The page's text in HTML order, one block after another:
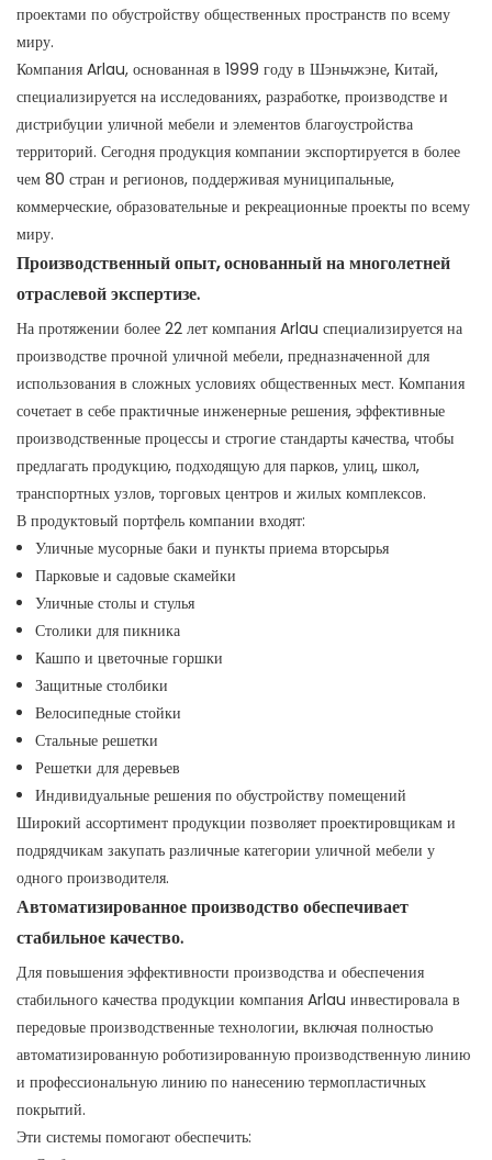
проектами по обустройству общественных пространств по всему
миру.
Компания Arlau, основанная в 1999 году в Шэньчжэне, Китай,
специализируется на исследованиях, разработке, производстве и
дистрибуции уличной мебели и элементов благоустройства
территорий. Сегодня продукция компании экспортируется в более
чем 80 стран и регионов, поддерживая муниципальные,
коммерческие, образовательные и рекреационные проекты по всему
миру.
Производственный опыт, основанный на многолетней
отраслевой экспертизе.
На протяжении более 22 лет компания Arlau специализируется на
производстве прочной уличной мебели, предназначенной для
использования в сложных условиях общественных мест. Компания
сочетает в себе практичные инженерные решения, эффективные
производственные процессы и строгие стандарты качества, чтобы
предлагать продукцию, подходящую для парков, улиц, школ,
транспортных узлов, торговых центров и жилых комплексов.
В продуктовый портфель компании входят:
Уличные мусорные баки и пункты приема вторсырья
Парковые и садовые скамейки
Уличные столы и стулья
Столики для пикника
Кашпо и цветочные горшки
Защитные столбики
Велосипедные стойки
Стальные решетки
Решетки для деревьев
Индивидуальные решения по обустройству помещений
Широкий ассортимент продукции позволяет проектировщикам и
подрядчикам закупать различные категории уличной мебели у
одного производителя.
Автоматизированное производство обеспечивает
стабильное качество.
Для повышения эффективности производства и обеспечения
стабильного качества продукции компания Arlau инвестировала в
передовые производственные технологии, включая полностью
автоматизированную роботизированную производственную линию
и профессиональную линию по нанесению термопластичных
покрытий.
Эти системы помогают обеспечить: